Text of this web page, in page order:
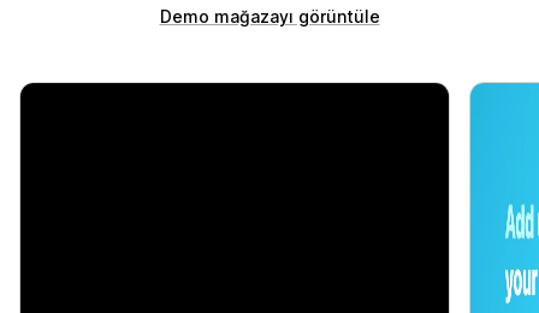
Demo mağazayı görüntüle